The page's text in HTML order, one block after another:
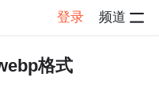
登录 频道
格式